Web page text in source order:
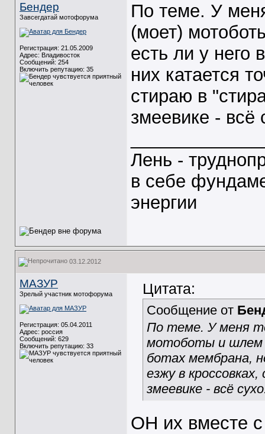
Бендер
Завсегдатай мотофорума
Регистрация: 21.05.2009
Адрес: Владивосток
Сообщений: 254
Включить репутацию: 35
По теме. У
(моет)
есть ли у него
них катается
стираю в
змеевике - всё
Лень -
в себе
энергии
03.12.2012
МАЗУР
Зрелый участник мотофорума
Регистрация: 05.04.2011
Адрес: россия
Сообщений: 629
Включить репутацию: 33
Цитата:
Сообщение от
По теме. У меня
мотоботы и шлем
ботах мембрана,
езжу в
змеевике - всё
ОН их вместе